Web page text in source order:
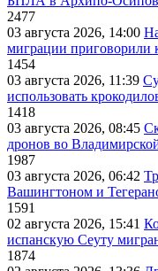
2477
03 августа 2026, 14:00
миграции приговорили
1454
03 августа 2026, 11:39
использовать
1418
03 августа 2026, 08:45
дронов во
1987
03 августа 2026, 06:42
Вашингтоном и
1591
02 августа 2026, 15:41
испанскую Сеуту
1874